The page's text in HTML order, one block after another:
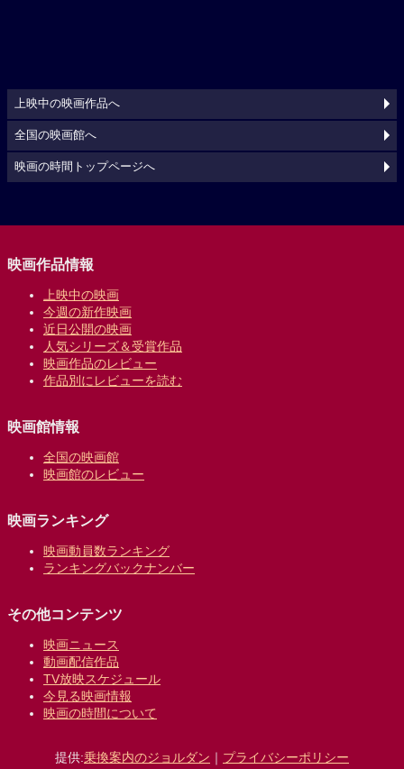
上映中の映画作品へ
全国の映画館へ
映画の時間トップページへ
映画作品情報
上映中の映画
今週の新作映画
近日公開の映画
人気シリーズ＆受賞作品
映画作品のレビュー
作品別にレビューを読む
映画館情報
全国の映画館
映画館のレビュー
映画ランキング
映画動員数ランキング
ランキングバックナンバー
その他コンテンツ
映画ニュース
動画配信作品
TV放映スケジュール
今見る映画情報
映画の時間について
提供:乗換案内のジョルダン ｜ プライバシーポリシー